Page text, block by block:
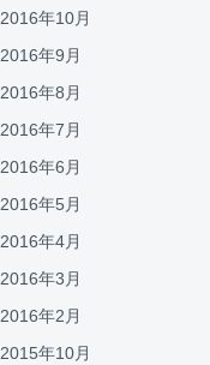
2016年10月
2016年9月
2016年8月
2016年7月
2016年6月
2016年5月
2016年4月
2016年3月
2016年2月
2015年10月